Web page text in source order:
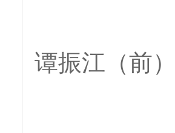
谭振江（前